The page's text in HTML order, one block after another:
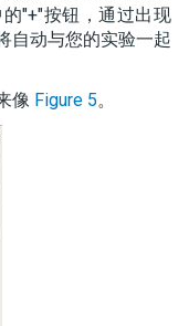
"+"按钮，通过出现
自动与您的实验一起
像 Figure 5。